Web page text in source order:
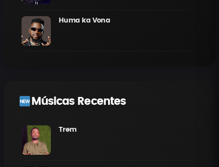
Huma ka Vona
Músicas Recentes
Trem